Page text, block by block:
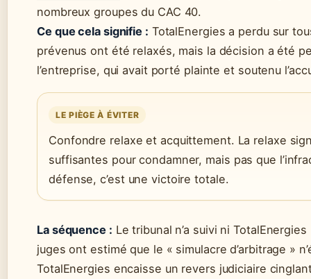
nombreux groupes du CAC 40.
Ce que cela signifie : TotalEnergies a perdu sur
prévenus ont été relaxés, mais la décision a été
l’entreprise, qui avait porté plainte et soutenu
LE PIÈGE À ÉVITER
Confondre relaxe et acquittement. La relaxe
suffisantes pour condamner, mais pas que
défense, c’est une victoire totale.
La séquence : Le tribunal n’a suivi ni
juges ont estimé que le « simulacre d’arbitrage »
TotalEnergies encaisse un revers judiciaire